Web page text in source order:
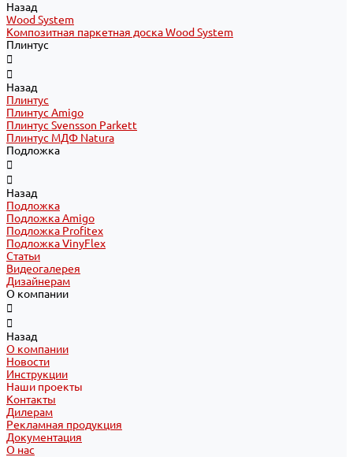
Назад
Wood System
Композитная паркетная доска Wood System
Плинтус
Назад
Плинтус
Плинтус Amigo
Плинтус Svensson Parkett
Плинтус МДФ Natura
Подложка
Назад
Подложка
Подложка Amigo
Подложка Profitex
Подложка VinyFlex
Статьи
Видеогалерея
Дизайнерам
О компании
Назад
О компании
Новости
Инструкции
Наши проекты
Контакты
Дилерам
Рекламная продукция
Документация
О нас